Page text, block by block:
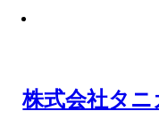
株式会社タニ